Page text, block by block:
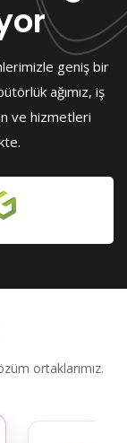
geniş bir
ağımız, iş
ve hizmetleri
ortaklarımız.